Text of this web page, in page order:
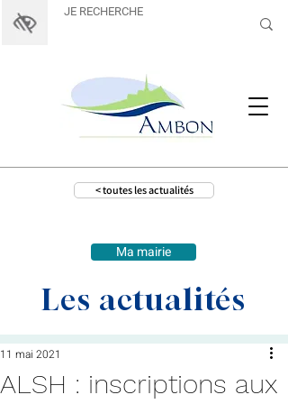
< toutes les actualités
Ma mairie
Les actualités
ALSH : inscriptions aux
11 mai 2021